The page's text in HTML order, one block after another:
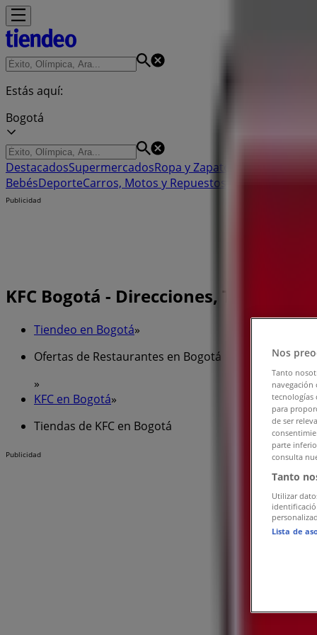
Estás aquí:
Bogotá
DestacadosSupermercadosRopa y Zapatos
BebésDeporteCarros, Motos y Repuestos
Publicidad
KFC Bogotá - Direcciones, Teléfonos
Tiendeo en Bogotá»
Ofertas de Restaurantes en Bogotá
»
KFC en Bogotá»
Tiendas de KFC en Bogotá
Publicidad
Nos
Tanto
navegación
tecnologías
para
de ser
parte
consulta
Tanto
Utilizar
Lista de